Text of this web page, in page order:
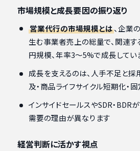
市場規模と成長要因の振り返り
営業代行の市場規模とは、企業
生む事業者売上の総量で、関連
円規模、年率3〜5%で成長してい
成長を支えるのは、人手不足と採
及・商品ライフサイクル短期化・
インサイドセールスやSDR・BDR
需要の理由が異なります
経営判断に活かす視点